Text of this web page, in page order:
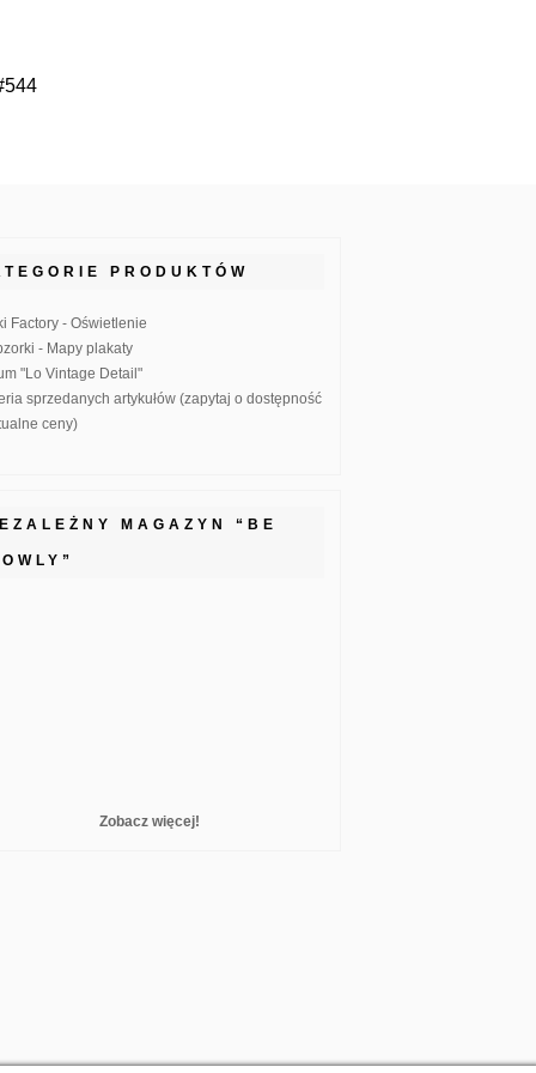
PRODUKTÓW
Factory - Oświetlenie
- Mapy plakaty
"Lo Vintage Detail"
sprzedanych artykułów (zapytaj o dostępność
ceny)
MAGAZYN “BE
Zobacz więcej!